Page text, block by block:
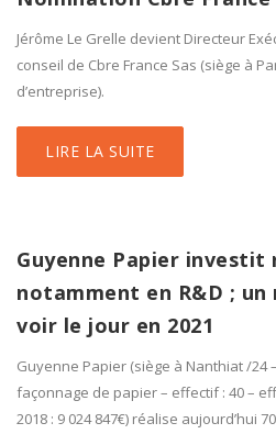
Jérôme Le Grelle devient Directeur
conseil de Cbre France Sas (siège à
d’entreprise).
LIRE LA SUITE
Guyenne Papier
notamment en R&D ;
voir le jour en 2021
Guyenne Papier (siège à Nanthiat /24
façonnage de papier – effectif : 40 –
2018 : 9 024 847€) réalise aujourd’hui